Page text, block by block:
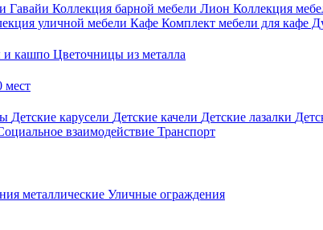
Гавайи Коллекция барной мебели Лион Коллекция
уличной мебели Кафе Комплект мебели для кафе
и кашпо Цветочницы из металла
мест
Детские карусели Детские качели Детские лазалки
взаимодействие Транспорт
металлические Уличные ограждения